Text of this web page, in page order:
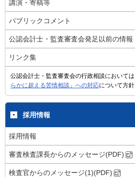
講演・寄稿等
パブリックコメント
公認会計士・監査審査会発足以前の情報
リンク集
公認会計士・監査審査会の行政相談においては
らかに超える苦情相談」への対応について方
採用情報
採用情報
審査検査課長からのメッセージ(PDF)
検査官からのメッセージ(1)(PDF)